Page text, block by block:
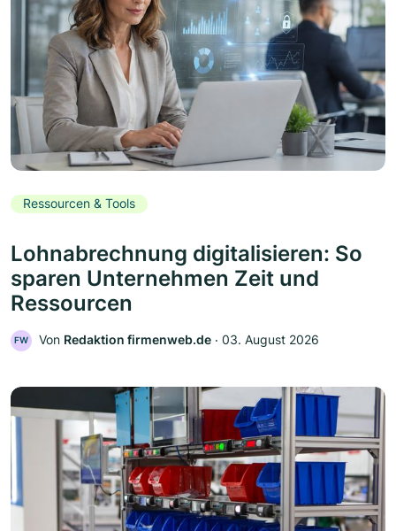
Ressourcen & Tools
Lohnabrechnung digitalisieren: So
sparen Unternehmen Zeit und
Ressourcen
FW Von Redaktion firmenweb.de ‧ 03. August 2026